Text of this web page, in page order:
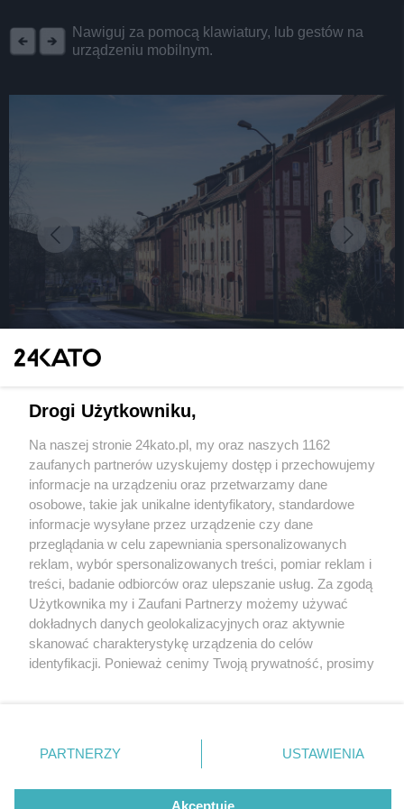
Nawiguj za pomocą klawiatury, lub gestów na
urządzeniu mobilnym.
Agnieszki przejdą generalny remont pod okiem
wyprowadzka lokatorów
1 / 3
Familoki ulica Agnieszki
Katowice
Rewitalizacją objęte zostanie również najbliższe
Wydawca mediów lokalnych
Nie zapomnij
zapoznać się z:
polityką prywatności regulamin korzystania z portali
Twojemiasto
Piekary Śląskie
Chorzów
Tarnowskie Góry
Gliwice
Skontakuj sięz nami
Kontakt
Wydawca
Redakcja
Drogi Użytkowniku,
Na naszej stronie 24kato.pl, my oraz naszych 1162
zaufanych partnerów uzyskujemy dostęp i przechowujemy
informacje na urządzeniu oraz przetwarzamy dane
osobowe, takie jak unikalne identyfikatory, standardowe
informacje wysyłane przez urządzenie czy dane
przeglądania w celu zapewniania spersonalizowanych
reklam, wybór spersonalizowanych treści, pomiar reklam i
treści, badanie odbiorców oraz ulepszanie usług. Za zgodą
Użytkownika my i Zaufani Partnerzy możemy używać
dokładnych danych geolokalizacyjnych oraz aktywnie
skanować charakterystykę urządzenia do celów
identyfikacji. Ponieważ cenimy Twoją prywatność, prosimy
prywatności znajdujący się w lewym dolnym rogu strony
. Niektóre rodzaje przetwarzania danych nie wymagają
zgody użytkownika, ale masz prawo sprzeciwić się
takiemu przetwarzaniu. Preferencje będą miały
PARTNERZY USTAWIENIA
Akceptuję